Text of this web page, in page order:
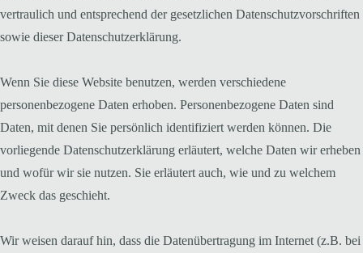
vertraulich und entsprechend der gesetzlichen Datenschutzvorschriften
sowie dieser Datenschutzerklärung.
Wenn Sie diese Website benutzen, werden verschiedene
personenbezogene Daten erhoben. Personenbezogene Daten sind
Daten, mit denen Sie persönlich identifiziert werden können. Die
vorliegende Datenschutzerklärung erläutert, welche Daten wir erheben
und wofür wir sie nutzen. Sie erläutert auch, wie und zu welchem
Zweck das geschieht.
Wir weisen darauf hin, dass die Datenübertragung im Internet (z.B. bei